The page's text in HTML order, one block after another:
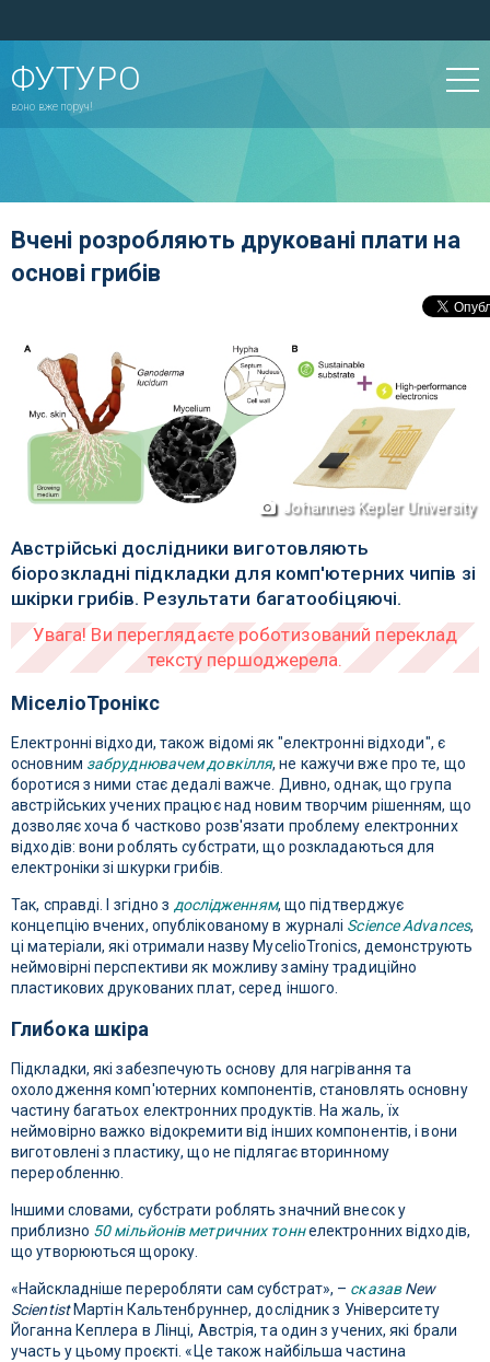
ФУТУРО
воно вже поруч!
Вчені розробляють друковані плати на
основі грибів
Johannes Kepler University
Австрійські дослідники виготовляють
біорозкладні підкладки для комп'ютерних чипів зі
шкірки грибів. Результати багатообіцяючі.
МіселіоТронікс
Електронні відходи, також відомі як "електронні відходи", є
основним забруднювачем довкілля, не кажучи вже про те, що
боротися з ними стає дедалі важче. Дивно, однак, що група
австрійських учених працює над новим творчим рішенням, що
дозволяє хоча б частково розв'язати проблему електронних
відходів: вони роблять субстрати, що розкладаються для
електроніки зі шкурки грибів.
Так, справді. І згідно з дослідженням, що підтверджує
концепцію вчених, опублікованому в журналі Science Advances,
ці матеріали, які отримали назву MycelioTronics, демонструють
неймовірні перспективи як можливу заміну традиційно
пластикових друкованих плат, серед іншого.
Глибока шкіра
Підкладки, які забезпечують основу для нагрівання та
охолодження комп'ютерних компонентів, становлять основну
частину багатьох електронних продуктів. На жаль, їх
неймовірно важко відокремити від інших компонентів, і вони
виготовлені з пластику, що не підлягає вторинному
переробленню.
Іншими словами, субстрати роблять значний внесок у
приблизно 50 мільйонів метричних тоннелектронних відходів,
що утворюються щороку.
«Найскладніше переробляти сам субстрат», – сказав New
ScientistМартін Кальтенбруннер, дослідник з Університету
Йоганна Кеплера в Лінці, Австрія, та один з учених, які брали
участь у цьому проєкті. «Це також найбільша частина